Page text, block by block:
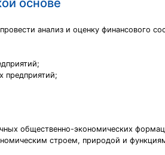
основе
анализ и оценку финансового
предприятий;
общественно-экономических
строем, природой и